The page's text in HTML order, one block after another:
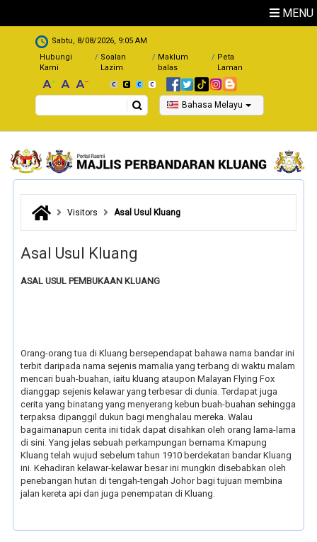
MENU
.
Sabtu, 8/08/2026, 9:05 AM
Hubungi
Kami
Soalan
Lazim
Maklum
balas
Peta
Laman
Search Bahasa Melayu
Visitors Asal Usul Kluang
Asal Usul Kluang
ASAL USUL PEMBUKAAN KLUANG
Orang-orang tua di Kluang bersependapat bahawa nama bandar ini
terbit daripada nama sejenis mamalia yang terbang di waktu malam
mencari buah-buahan, iaitu kluang ataupon Malayan Flying Fox
dianggap sejenis kelawar yang terbesar di dunia. Terdapat juga
cerita yang binatang yang menyerang kebun buah-buahan sehingga
terpaksa dipanggil dukun bagi menghalau mereka. Walau
bagaimanapun cerita ini tidak dapat disahkan oleh orang lama-lama
di sini. Yang jelas sebuah perkampungan bernama Kmapung
Kluang telah wujud sebelum tahun 1910 berdekatan bandar Kluang
ini. Kehadiran kelawar-kelawar besar ini mungkin disebabkan oleh
penebangan hutan di tengah-tengah Johor bagi tujuan membina
jalan kereta api dan juga penempatan di Kluang.